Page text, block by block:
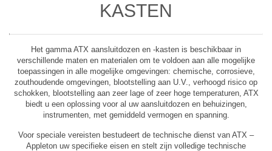
KASTEN
Het gamma ATX aansluitdozen en -kasten is beschikbaar in
verschillende maten en materialen om te voldoen aan alle mogelijke
toepassingen in alle mogelijke omgevingen: chemische, corrosieve,
zouthoudende omgevingen, blootstelling aan U.V., verhoogd risico op
schokken, blootstelling aan zeer lage of zeer hoge temperaturen, ATX
biedt u een oplossing voor al uw aansluitdozen en behuizingen,
instrumenten, met gemiddeld vermogen en spanning.
Voor speciale vereisten bestudeert de technische dienst van ATX –
Appleton uw specifieke eisen en stelt zijn volledige technische